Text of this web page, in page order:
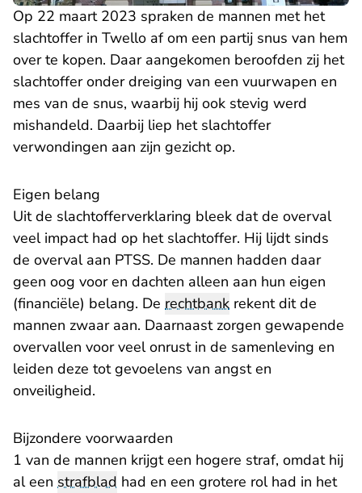
Op 22 maart 2023 spraken de mannen met het
slachtoffer in Twello af om een partij snus van hem
over te kopen. Daar aangekomen beroofden zij het
slachtoffer onder dreiging van een vuurwapen en
mes van de snus, waarbij hij ook stevig werd
mishandeld. Daarbij liep het slachtoffer
verwondingen aan zijn gezicht op.
Eigen belang
Uit de slachtofferverklaring bleek dat de overval
veel impact had op het slachtoffer. Hij lijdt sinds
de overval aan PTSS. De mannen hadden daar
geen oog voor en dachten alleen aan hun eigen
(financiële) belang. De rechtbank rekent dit de
mannen zwaar aan. Daarnaast zorgen gewapende
overvallen voor veel onrust in de samenleving en
leiden deze tot gevoelens van angst en
onveiligheid.
Bijzondere voorwaarden
1 van de mannen krijgt een hogere straf, omdat hij
al een strafblad had en een grotere rol had in het